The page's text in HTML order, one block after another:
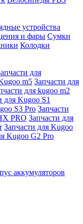
устройства
и фары Сумки
Колодки
для
m5 Запчасти для
для kugoo m2
для Kugoo S1
S3 Pro Запчасти
PRO Запчасти для
Запчасти для Kugoo
Kugoo G2 Pro
аккумуляторов